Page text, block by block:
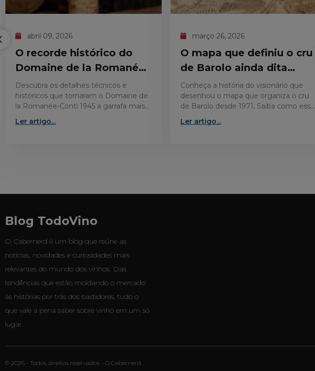
abril 09, 2026
O recorde histórico do
Domaine de la Romanée-
Conti 1945
Descubra os detalhes técnicos e
históricos que tornaram o Domaine de
la Romanée-Conti 1945 a garrafa mais
finos.
Ler artigo...
março 26, 2026
O mapa que definiu o cru
de Barolo ainda dita
regras?
Conheça a história do visionário que
desenhou o mapa que organiza o cru
de Barolo desde 1971. Saiba como essa
da região.
Ler artigo...
Blog TodoVino
O Cabernerd é um blog que reúne as
notícias, novidades e curiosidades mais
relevantes do mundo dos vinhos. Das
tendências que estão moldando o mercado
às histórias por trás dos bastidores, tudo o
que vale a pena saber sobre vinho em um só
lugar.
© 2026 - Todos direitos reservados - O Cabernerd